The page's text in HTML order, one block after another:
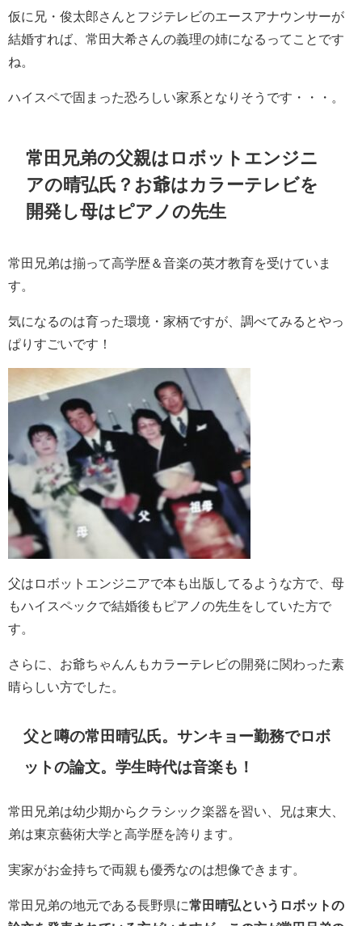
仮に兄・俊太郎さんとフジテレビのエースアナウンサーが
結婚すれば、常田大希さんの義理の姉になるってことです
ね。
ハイスペで固まった恐ろしい家系となりそうです・・・。
常田兄弟の父親はロボットエンジニ
アの晴弘氏？お爺はカラーテレビを
開発し母はピアノの先生
常田兄弟は揃って高学歴＆音楽の英才教育を受けていま
す。
気になるのは育った環境・家柄ですが、調べてみるとやっ
ぱりすごいです！
父はロボットエンジニアで本も出版してるような方で、母
もハイスペックで結婚後もピアノの先生をしていた方で
す。
さらに、お爺ちゃんんもカラーテレビの開発に関わった素
晴らしい方でした。
父と噂の常田 晴弘氏。サンキョー勤務でロボ
ットの論文。学生時代は音楽も！
常田兄弟は幼少期からクラシック楽器を習い、兄は東大、
弟は東京藝術大学と高学歴を誇ります。
実家がお金持ちで両親も優秀なのは想像できます。
常田兄弟の地元である長野県に常田晴弘というロボットの